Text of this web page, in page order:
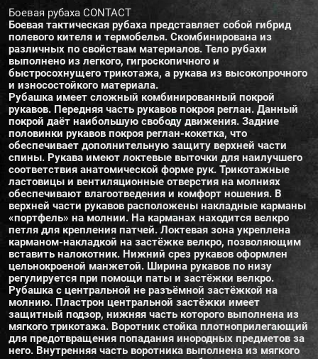
Боевая рубаха CONTACT
Боевая тактическая рубаха представляет собой гибрид
полевого кителя и термобелья. Скомбинирована из
различных по свойствам материалов. Тело рубахи
выполнено из легкого, гигроскопичного и
быстросохнущего трикотажа, а рукава из высокопрочного
и износостойкого материала.
Рубашка имеет сложный комбинированный покрой
рукавов. Передняя часть рукавов покроя реглан. Данный
покрой даёт наибольшую свободу движения. Задние
половинки рукавов покроя реглан-кокетка, что
обеспечивает дополнительную защиту верхней части
спины. Рукава имеют локтевые выточки для наилучшего
соответствия анатомической форме рук. Трикотажные
ластовицы и вентиляционные отверстия на молниях
обеспечивают влагоотведения и комфорт ношения. В
верхней части рукавов расположены накладные карманы
«портфель» на молнии. На карманах находится велкро
петля для крепления патчей. Локтевая зона укреплена
карманом-накладкой на застёжке велкро, позволяющим
вставить налокотник. Нижний срез рукавов оформлен
цельнокроеной манжетой. Ширина рукавов по низу
регулируется при помощи паты и застёжки велкро.
Рубашка с центральной не разъёмной застёжкой на
молнию. Пластрон центральной застёжки имеет
защитный подзор, нижняя часть которого выполнена из
мягкого трикотажа. Воротник стойка плотноприлегающий
для предотвращения попадания инородных предметов за
него. Внутренняя часть воротника выполнена из мягкого